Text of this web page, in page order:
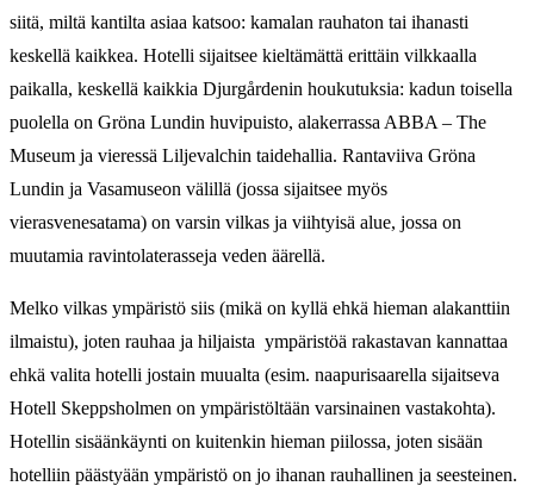
siitä, miltä kantilta asiaa katsoo: kamalan rauhaton tai ihanasti
keskellä kaikkea. Hotelli sijaitsee kieltämättä erittäin vilkkaalla
paikalla, keskellä kaikkia Djurgårdenin houkutuksia: kadun toisella
puolella on Gröna Lundin huvipuisto, alakerrassa ABBA – The
Museum ja vieressä Liljevalchin taidehallia. Rantaviiva Gröna
Lundin ja Vasamuseon välillä (jossa sijaitsee myös
vierasvenesatama) on varsin vilkas ja viihtyisä alue, jossa on
muutamia ravintolaterasseja veden äärellä.
Melko vilkas ympäristö siis (mikä on kyllä ehkä hieman alakanttiin
ilmaistu), joten rauhaa ja hiljaista ympäristöä rakastavan kannattaa
ehkä valita hotelli jostain muualta (esim. naapurisaarella sijaitseva
Hotell Skeppsholmen on ympäristöltään varsinainen vastakohta).
Hotellin sisäänkäynti on kuitenkin hieman piilossa, joten sisään
hotelliin päästyään ympäristö on jo ihanan rauhallinen ja seesteinen.